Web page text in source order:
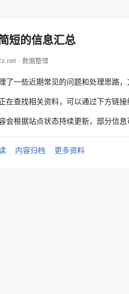
短的信息汇总
· 数据整理
了一些近期常见的问题和处理思路
在查找相关资料，可以通过下方链接
会根据站点状态持续更新，部分信
内容归档 更多资料